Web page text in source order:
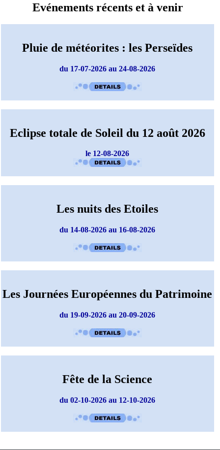
Evénements récents et à venir
Pluie de météorites : les Perseïdes
du 17-07-2026 au 24-08-2026
Eclipse totale de Soleil du 12 août 2026
le 12-08-2026
Les nuits des Etoiles
du 14-08-2026 au 16-08-2026
Les Journées Européennes du Patrimoine
du 19-09-2026 au 20-09-2026
Fête de la Science
du 02-10-2026 au 12-10-2026